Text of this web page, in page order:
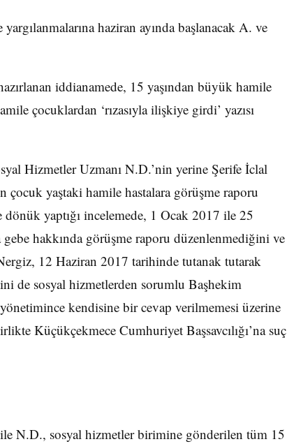
haziran ayında başlanacak A. ve
iddianamede, 15 yaşından büyük hamile
çocuklardan ‘rızasıyla ilişkiye girdi’ yazısı
Hizmetler Uzmanı N.D.’nin yerine Şerife İclal
yaştaki hamile hastalara görüşme raporu
yaptığı incelemede, 1 Ocak 2017 ile 25
hakkında görüşme raporu düzenlenmediğini ve
12 Haziran 2017 tarihinde tutanak tutarak
de sosyal hizmetlerden sorumlu Başhekim
kendisine bir cevap verilmemesi üzerine
Küçükçekmece Cumhuriyet Başsavcılığı’na suç
N.D., sosyal hizmetler birimine gönderilen tüm 15